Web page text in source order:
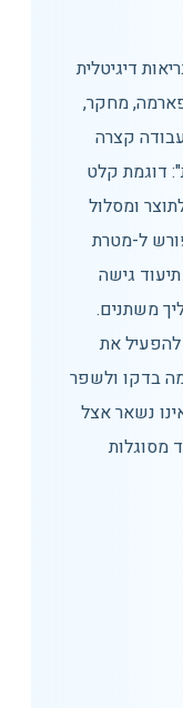
דיגיטלית
פארמה, מחקר,
קצרה
דוגמת קלט
ומסלול
ל-מטרת
גישה
משתנים.
את
בדקו ולשפר
נשאר אצל